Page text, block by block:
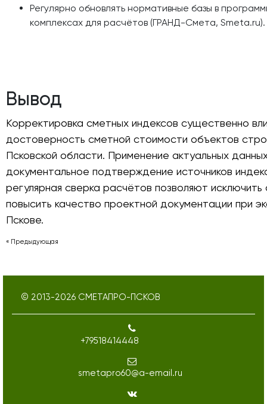
Регулярно обновлять нормативные базы в
комплексах для расчётов (ГРАНД-Смета, Smeta.ru).
Вывод
Корректировка сметных индексов существенно
достоверность сметной стоимости объектов
Псковской области. Применение актуальных
документальное подтверждение источников
регулярная сверка расчётов позволяют исключить
повысить качество проектной документации при
Пскове.
« Предыдующая
© 2013-2026 СМЕТАПРО-ПСКОВ
+79518414448
smetapro60@a-email.ru